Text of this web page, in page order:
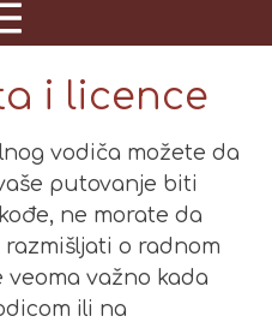
i licence
vodiča možete da
putovanje biti
ne morate da
o radnom
važno kada
ili na